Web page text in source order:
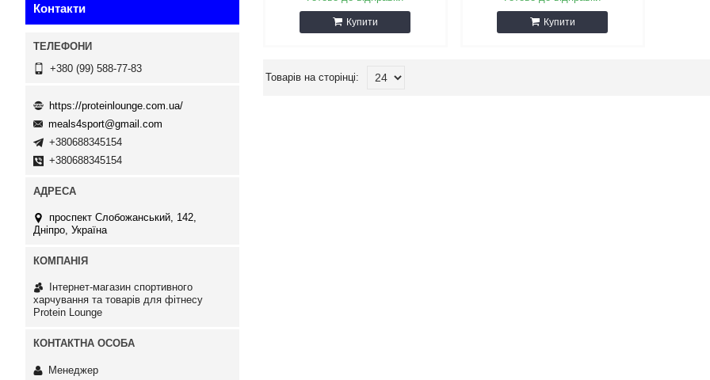
Купити Купити
Контакти
+380 (99) 588-77-83
https://proteinlounge.com.ua/
meals4sport@gmail.com
+380688345154
+380688345154
проспект Слобожанський, 142,
Дніпро, Україна
Інтернет-магазин спортивного
харчування та товарів для фітнесу
Protein Lounge
Менеджер